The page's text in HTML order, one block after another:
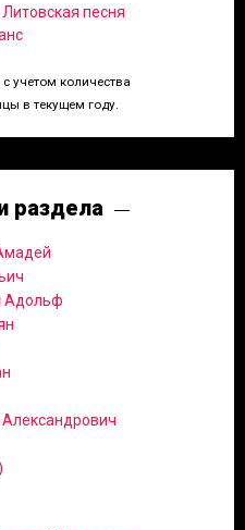
песня
учетом количества
в текущем году.
раздела
Адольф